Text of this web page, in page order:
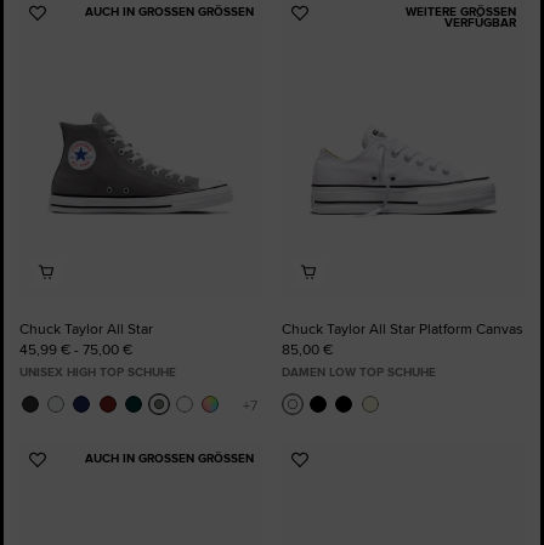
AUCH IN GROSSEN GRÖSSEN
Zu
Chuck Taylor All Star
45,99 € - 75,00 €
UNISEX HIGH TOP SCHUHE
WEITERE GRÖSSEN V
ERFÜGBAR
Zu
Chuck Taylor All Star Platform Canvas
85,00 €
DAMEN LOW TOP SCHUHE
AUCH IN GROSSEN GRÖSSEN
Zu
Zu